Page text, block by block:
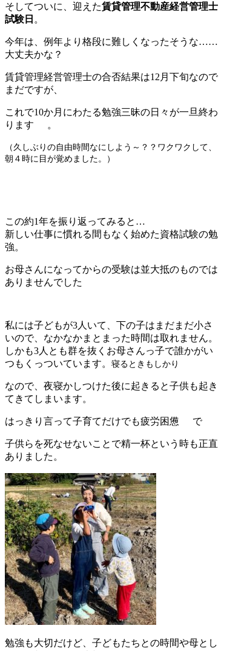
そしてついに、迎えた賃貸管理不動産経営管理士
試験日 。
今年は、例年より格段に難しくなったそうな……
大丈夫かな？
賃貸管理経営管理士の合否結果は12月下旬なので
まだですが、
これで10か月にわたる勉強三昧の日々が一旦終わ
ります
。
（久しぶりの自由時間なにしよう～？？ワクワクして、
朝４時に目が覚めました。）
この約1年を振り返ってみると…
新しい仕事に慣れる間もなく始めた資格試験の勉
強。
お母さんになってからの受験は並大抵のものでは
ありませんでした
私には子どもが3人いて、下の子はまだまだ小さ
いので、なかなかまとまった時間は取れません。
しかも3人とも群を抜くお母さんっ子で誰かがい
つもくっついています。 寝るときもしかり
なので、夜寝かしつけた後に起きると子供も起き
てきてしまいます。
はっきり言って子育てだけでも疲労困憊 で
子供らを死なせないことで精一杯という時も正直
ありました。
勉強も大切だけど、子どもたちとの時間や母とし